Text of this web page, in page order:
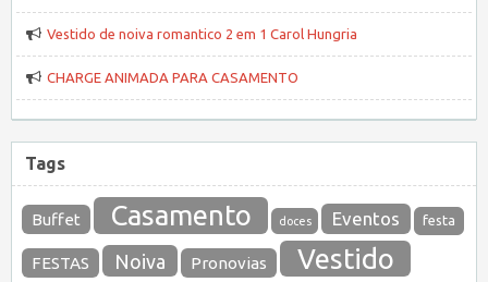
Vestido de noiva romantico 2 em 1 Carol Hungria
CHARGE ANIMADA PARA CASAMENTO
Tags
Buffet Casamento doces Eventos festa
FESTAS Noiva Pronovias Vestido